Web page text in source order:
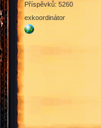
Příspěvků: 5260
exkoordinátor